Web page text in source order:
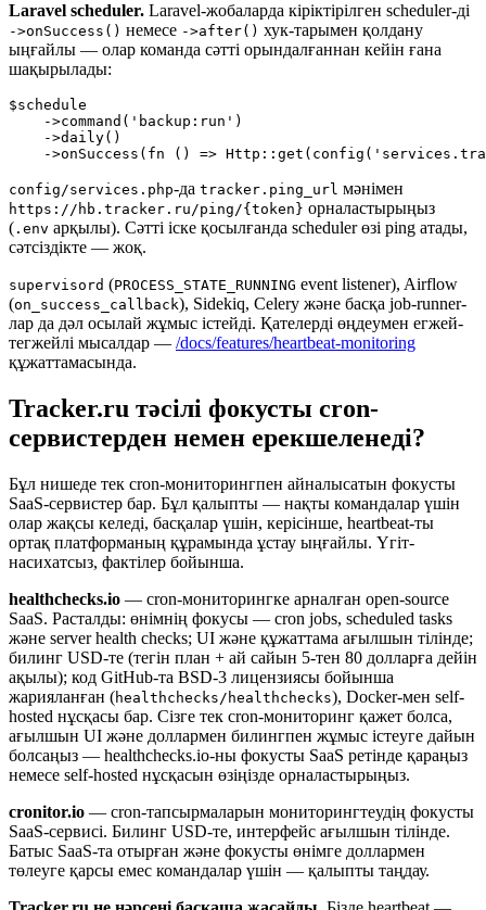
Laravel scheduler. Laravel-жобаларда кіріктірілген scheduler-ді
->onSuccess() немесе ->after() хук-тарымен қолдану
ыңғайлы — олар команда сәтті орындалғаннан кейін ғана
шақырылады:
$schedule
    ->command('backup:run')
    ->daily()
config/services.php-да tracker.ping_url мәнімен
https://hb.tracker.ru/ping/{token} орналастырыңыз
( .env арқылы). Сәтті іске қосылғанда scheduler өзі ping атады,
сәтсіздікте — жоқ.
supervisord (PROCESS_STATE_RUNNING event listener), Airflow
(on_success_callback), Sidekiq, Celery және басқа job-runner-
лар да дәл осылай жұмыс істейді. Қателерді өңдеумен егжей-
тегжейлі мысалдар — /docs/features/heartbeat-monitoring
құжаттамасында.
Tracker.ru тәсілі фокусты cron-
сервистерден немен ерекшеленеді?
Бұл нишеде тек cron-мониторингпен айналысатын фокусты
SaaS-сервистер бар. Бұл қалыпты — нақты командалар үшін
олар жақсы келеді, басқалар үшін, керісінше, heartbeat-ты
ортақ платформаның құрамында ұстау ыңғайлы. Үгіт-
насихатсыз, фактілер бойынша.
healthchecks.io — cron-мониторингке арналған open-source
SaaS. Расталды: өнімнің фокусы — cron jobs, scheduled tasks
және server health checks; UI және құжаттама ағылшын тілінде;
билинг USD-те (тегін план + ай сайын 5-тен 80 долларға дейін
ақылы); код GitHub-та BSD-3 лицензиясы бойынша
жарияланған (healthchecks/healthchecks), Docker-мен self-
hosted нұсқасы бар. Сізге тек cron-мониторинг қажет болса,
ағылшын UI және доллармен билингпен жұмыс істеуге дайын
болсаңыз — healthchecks.io-ны фокусты SaaS ретінде қараңыз
немесе self-hosted нұсқасын өзіңізде орналастырыңыз.
cronitor.io — cron-тапсырмаларын мониторингтеудің фокусты
SaaS-сервисі. Билинг USD-те, интерфейс ағылшын тілінде.
Батыс SaaS-та отырған және фокусты өнімге доллармен
төлеуге қарсы емес командалар үшін — қалыпты таңдау.